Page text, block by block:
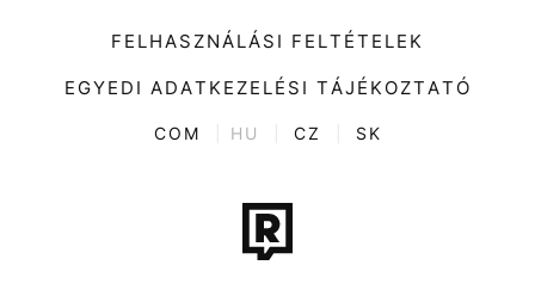
Divat
Kultúra
ENTR
Tech-Tudomány
Sport
FELHASZNÁLÁSI FELTÉTELEK
EGYEDI ADATKEZELÉSI TÁJÉKOZTATÓ
COM HU CZ SK